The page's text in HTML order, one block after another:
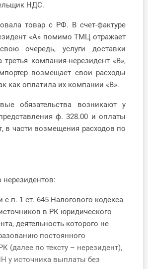
НДС.
товар с РФ. В счет-фактуре
«А» помимо ТМЦ отражает
очередь, услуги доставки
третья компания-нерезидент «В»,
возмещает свои расходы
как оплатила их компании «B».
обязательства возникают у
ф. 328.00 и оплаты
в части возмещения расходов по
с п. 1 ст. 645 Налогового кодекса
в РК юридического
деятельность которого не
постоянного
(далее по тексту – нерезидент),
у источника выплаты без